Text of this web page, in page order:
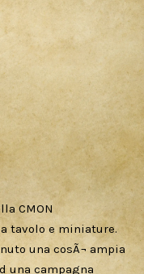
CMON
tavolo e miniature.
una cosÃ¬ ampia
una campagna